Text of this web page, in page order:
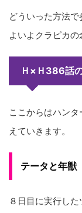
どういった方法
よいよクラピカ
Ｈ×Ｈ386話
ここからはハン
えていきます。
テータと年獣
８日目に実行し